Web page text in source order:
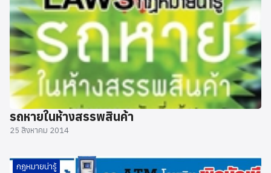
รถหายในห้างสรรพสินค้า
25 สิงหาคม 2014
กฎหมายน่ารู้